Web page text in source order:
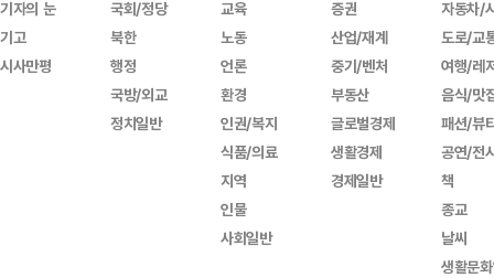
기자의 눈
기고
시사만평
국회/정당
북한
행정
국방/외교
정치일반
교육
노동
언론
환경
인권/복지
식품/의료
지역
인물
사회일반
증권
산업/재계
중기/벤처
부동산
글로벌경제
생활경제
경제일반
자동차/
도로/교
여행/레
음식/맛
패션/뷰
공연/전
책
종교
날씨
생활문